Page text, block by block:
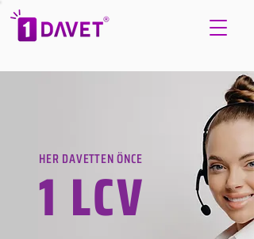
HER DAVETTEN ÖNCE
1 LCV